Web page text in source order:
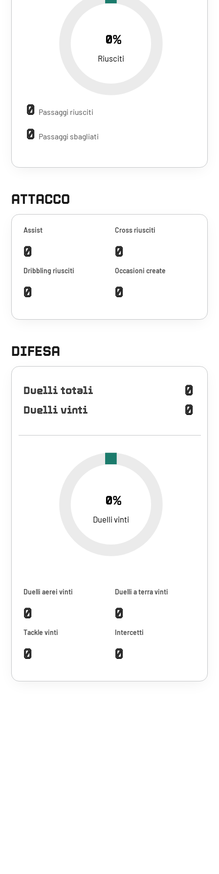
0%
Riusciti
0 Passaggi riusciti
0 Passaggi sbagliati
ATTACCO
Assist
0
Cross riusciti
0
Dribbling riusciti
0
Occasioni create
0
DIFESA
Duelli totali 0
Duelli vinti 0
0%
Duelli vinti
Duelli aerei vinti
0
Duelli a terra vinti
0
Tackle vinti
0
Intercetti
0